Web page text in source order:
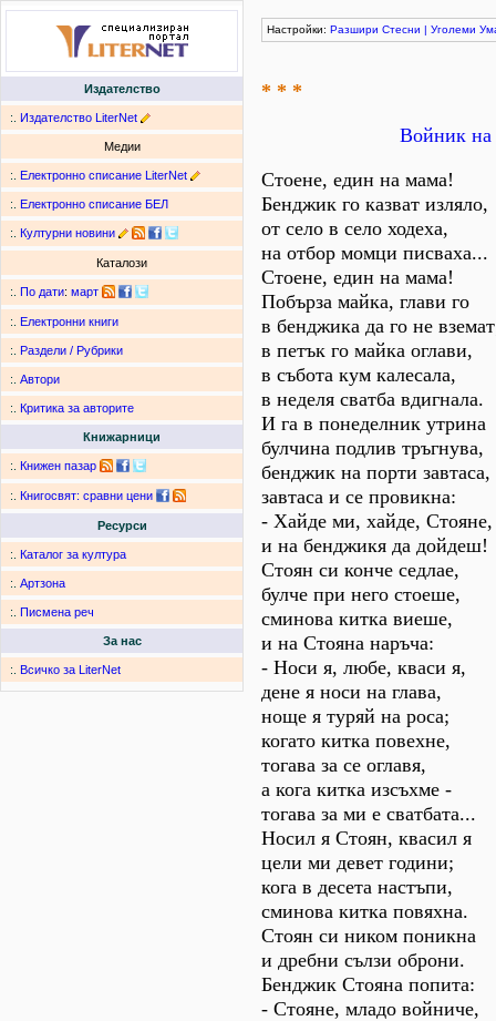
Издателство
:. Издателство LiterNet
Медии
:. Електронно списание LiterNet
:. Електронно списание БЕЛ
:. Културни новини
Каталози
:. По дати: март
:. Електронни книги
:. Раздели / Рубрики
:. Автори
:. Критика за авторите
Книжарници
:. Книжен пазар
:. Книгосвят: сравни цени
Ресурси
:. Каталог за култура
:. Артзона
:. Писмена реч
За нас
:. Всичко за LiterNet
Настройки: Разшири Стесни | Уголеми
* * *
Войник на
Стоене, един на мама!
Бенджик го казват изляло,
от село в село ходеха,
на отбор момци писваха...
Стоене, един на мама!
Побърза майка, глави го
в бенджика да го не
в петък го майка оглави,
в събота кум калесала,
в неделя сватба вдигнала.
И га в понеделник утрина
булчина подлив тръгнува,
бенджик на порти завтаса,
завтаса и се провикна:
- Хайде ми, хайде, Стояне,
и на бенджикя да дойдеш!
Стоян си конче седлае,
булче при него стоеше,
сминова китка виеше,
и на Стояна наръча:
- Носи я, любе, кваси я,
дене я носи на глава,
ноще я туряй на роса;
когато китка повехне,
тогава за се оглавя,
а кога китка изсъхме -
тогава за ми е сватбата...
Носил я Стоян, квасил я
цели ми девет години;
кога в десета настъпи,
сминова китка повяхна.
Стоян си ником поникна
и дребни сълзи оброни.
Бенджик Стояна попита:
- Стояне, младо войниче,